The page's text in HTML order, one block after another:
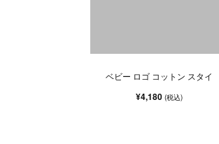
ベビー ロゴ コットン スタイ
¥4,180 (税込)